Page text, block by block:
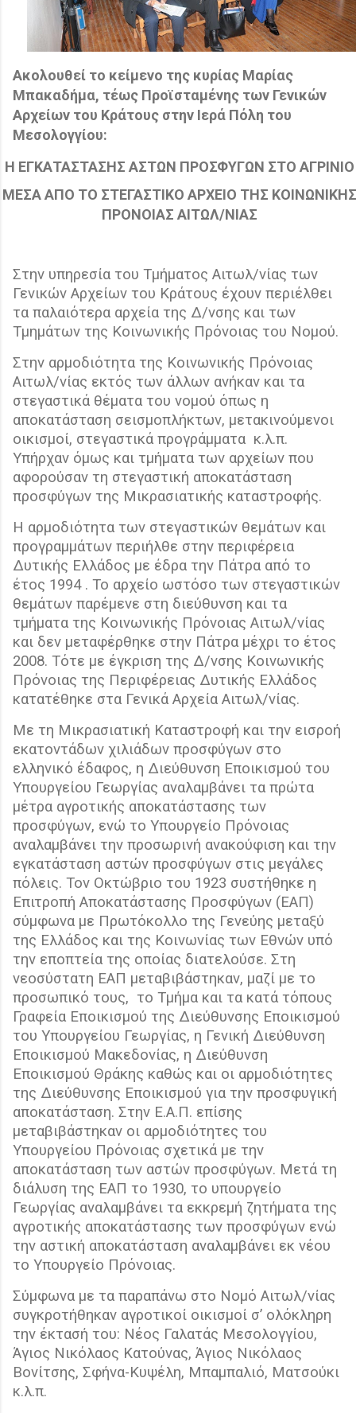
Ακολουθεί το κείμενο της κυρίας Μαρίας
Μπακαδήμα, τέως Προϊσταμένης των Γενικών
Αρχείων του Κράτους στην Ιερά Πόλη του
Μεσολογγίου:
Η ΕΓΚΑΤΑΣΤΑΣΗΣ ΑΣΤΩΝ ΠΡΟΣΦΥΓΩΝ ΣΤΟ ΑΓΡΙΝΙΟ
ΜΕΣΑ ΑΠΟ ΤΟ ΣΤΕΓΑΣΤΙΚΟ ΑΡΧΕΙΟ ΤΗΣ ΚΟΙΝΩΝΙΚΗΣ
ΠΡΟΝΟΙΑΣ ΑΙΤΩΛ/ΝΙΑΣ
Στην υπηρεσία του Τμήματος Αιτωλ/νίας των
Γενικών Αρχείων του Κράτους έχουν περιέλθει
τα παλαιότερα αρχεία της Δ/νσης και των
Τμημάτων της Κοινωνικής Πρόνοιας του Νομού.
Στην αρμοδιότητα της Κοινωνικής Πρόνοιας
Αιτωλ/νίας εκτός των άλλων ανήκαν και τα
στεγαστικά θέματα του νομού όπως η
αποκατάσταση σεισμοπλήκτων, μετακινούμενοι
οικισμοί, στεγαστικά προγράμματα κ.λ.π.
Υπήρχαν όμως και τμήματα των αρχείων που
αφορούσαν τη στεγαστική αποκατάσταση
προσφύγων της Μικρασιατικής καταστροφής.
Η αρμοδιότητα των στεγαστικών θεμάτων και
προγραμμάτων περιήλθε στην περιφέρεια
Δυτικής Ελλάδος με έδρα την Πάτρα από το
έτος 1994 . Το αρχείο ωστόσο των στεγαστικών
θεμάτων παρέμενε στη διεύθυνση και τα
τμήματα της Κοινωνικής Πρόνοιας Αιτωλ/νίας
και δεν μεταφέρθηκε στην Πάτρα μέχρι το έτος
2008. Τότε με έγκριση της Δ/νσης Κοινωνικής
Πρόνοιας της Περιφέρειας Δυτικής Ελλάδος
κατατέθηκε στα Γενικά Αρχεία Αιτωλ/νίας.
Με τη Μικρασιατική Καταστροφή και την εισροή
εκατοντάδων χιλιάδων προσφύγων στο
ελληνικό έδαφος, η Διεύθυνση Εποικισμού του
Υπουργείου Γεωργίας αναλαμβάνει τα πρώτα
μέτρα αγροτικής αποκατάστασης των
προσφύγων, ενώ το Υπουργείο Πρόνοιας
αναλαμβάνει την προσωρινή ανακούφιση και την
εγκατάσταση αστών προσφύγων στις μεγάλες
πόλεις. Τον Οκτώβριο του 1923 συστήθηκε η
Επιτροπή Αποκατάστασης Προσφύγων (ΕΑΠ)
σύμφωνα με Πρωτόκολλο της Γενεύης μεταξύ
της Ελλάδος και της Κοινωνίας των Εθνών υπό
την εποπτεία της οποίας διατελούσε. Στη
νεοσύστατη ΕΑΠ μεταβιβάστηκαν, μαζί με το
προσωπικό τους, το Τμήμα και τα κατά τόπους
Γραφεία Εποικισμού της Διεύθυνσης Εποικισμού
του Υπουργείου Γεωργίας, η Γενική Διεύθυνση
Εποικισμού Μακεδονίας, η Διεύθυνση
Εποικισμού Θράκης καθώς και οι αρμοδιότητες
της Διεύθυνσης Εποικισμού για την προσφυγική
αποκατάσταση. Στην Ε.Α.Π. επίσης
μεταβιβάστηκαν οι αρμοδιότητες του
Υπουργείου Πρόνοιας σχετικά με την
αποκατάσταση των αστών προσφύγων. Μετά τη
διάλυση της ΕΑΠ το 1930, το υπουργείο
Γεωργίας αναλαμβάνει τα εκκρεμή ζητήματα της
αγροτικής αποκατάστασης των προσφύγων ενώ
την αστική αποκατάσταση αναλαμβάνει εκ νέου
το Υπουργείο Πρόνοιας.
Σύμφωνα με τα παραπάνω στο Νομό Αιτωλ/νίας
συγκροτήθηκαν αγροτικοί οικισμοί σ’ ολόκληρη
την έκτασή του: Νέος Γαλατάς Μεσολογγίου,
Άγιος Νικόλαος Κατούνας, Άγιος Νικόλαος
Βονίτσης, Σφήνα-Κυψέλη, Μπαμπαλιό, Ματσούκι
κ.λ.π.